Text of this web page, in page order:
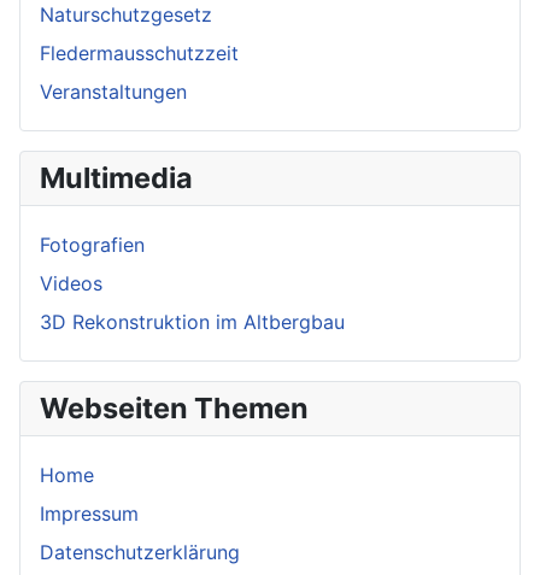
Naturschutzgesetz
Fledermausschutzzeit
Veranstaltungen
Multimedia
Fotografien
Videos
3D Rekonstruktion im Altbergbau
Webseiten Themen
Home
Impressum
Datenschutzerklärung